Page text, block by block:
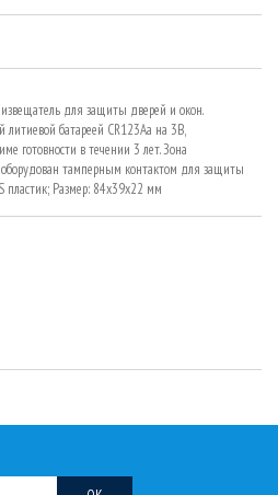
для защиты дверей и окон.
литиевой батареей CR123Aа на 3В,
готовности в течении 3 лет. Зона
тамперным контактом для защиты
пластик; Размер: 84х39х22 мм